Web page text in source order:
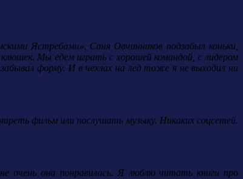
Ястребами». Саня Овчинников подзабыл коньки,
Мы едем играть с хорошей командой, с лидером
форму. И в чехлах на лед тоже я не выходил ни
фильм или послушать музыку. Никаких соцсетей.
очень она понравилась. Я люблю читать книги про